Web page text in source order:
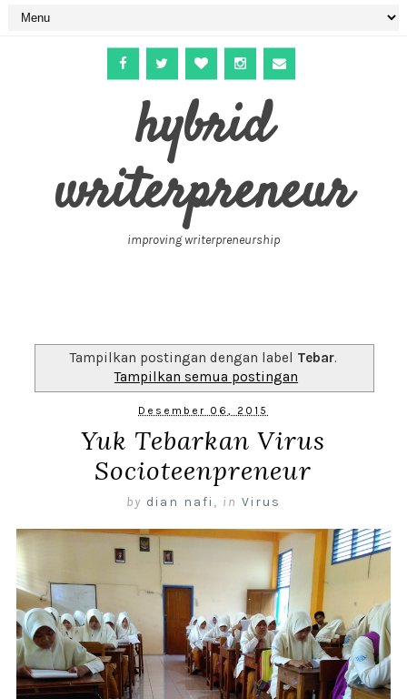
hybrid
writerpreneur
improving writerpreneurship
Tampilkan postingan dengan label Tebar.
Tampilkan semua postingan
Desember 06, 2015
Yuk Tebarkan Virus
Socioteenpreneur
by dian nafi , in Virus